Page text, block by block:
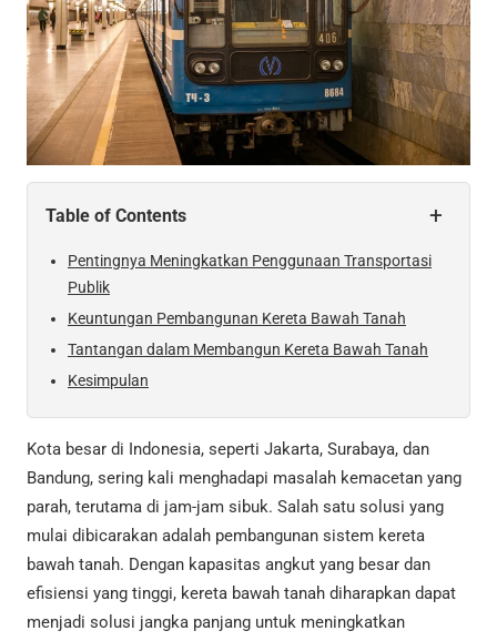
Table of Contents +
Pentingnya Meningkatkan Penggunaan Transportasi
Publik
Keuntungan Pembangunan Kereta Bawah Tanah
Tantangan dalam Membangun Kereta Bawah Tanah
Kesimpulan
Kota besar di Indonesia, seperti Jakarta, Surabaya, dan
Bandung, sering kali menghadapi masalah kemacetan yang
parah, terutama di jam-jam sibuk. Salah satu solusi yang
mulai dibicarakan adalah pembangunan sistem kereta
bawah tanah. Dengan kapasitas angkut yang besar dan
efisiensi yang tinggi, kereta bawah tanah diharapkan dapat
menjadi solusi jangka panjang untuk meningkatkan